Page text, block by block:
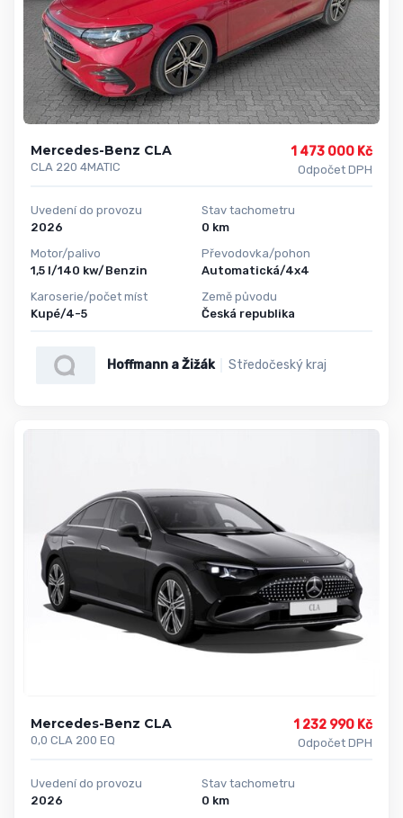
Mercedes-Benz CLA
CLA 220 4MATIC
1 473 000 Kč
Odpočet DPH
Uvedení do provozu
2026
Motor/palivo
1,5 l/140 kw/Benzin
Karoserie/počet míst
Kupé/4-5
Stav tachometru
0 km
Převodovka/pohon
Automatická/4x4
Země původu
Česká republika
Hoffmann a Žižák Středočeský kraj
Mercedes-Benz CLA
0,0 CLA 200 EQ
1 232 990 Kč
Odpočet DPH
Uvedení do provozu
2026
Stav tachometru
0 km